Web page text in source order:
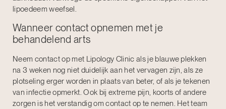
lipoedeem weefsel.
Wanneer contact opnemen met je
behandelend arts
Neem contact op met Lipology Clinic als je blauwe plekken
na 3 weken nog niet duidelijk aan het vervagen zijn, als ze
plotseling erger worden in plaats van beter, of als je tekenen
van infectie opmerkt. Ook bij extreme pijn, koorts of andere
zorgen is het verstandig om contact op te nemen. Het team